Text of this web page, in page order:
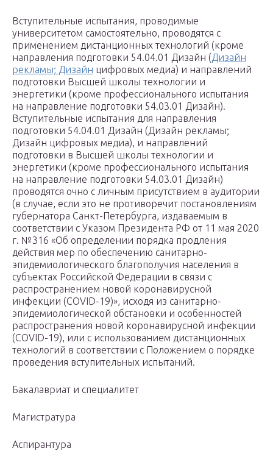
Вступительные испытания, проводимые
университетом самостоятельно, проводятся с
применением дистанционных технологий (кроме
направления подготовки 54.04.01 Дизайн (Дизайн
рекламы; Дизайн цифровых медиа) и направлений
подготовки Высшей школы технологии и
энергетики (кроме профессионального испытания
на направление подготовки 54.03.01 Дизайн).
Вступительные испытания для направления
подготовки 54.04.01 Дизайн (Дизайн рекламы;
Дизайн цифровых медиа), и направлений
подготовки в Высшей школы технологии и
энергетики (кроме профессионального испытания
на направление подготовки 54.03.01 Дизайн)
проводятся очно с личным присутствием в аудитории
(в случае, если это не противоречит постановлениям
губернатора Санкт-Петербурга, издаваемым в
соответствии с Указом Президента РФ от 11 мая 2020
г. №316 «Об определении порядка продления
действия мер по обеспечению санитарно-
эпидемиологического благополучия населения в
субъектах Российской Федерации в связи с
распространением новой коронавирусной
инфекции (СOVID-19)», исходя из санитарно-
эпидемиологической обстановки и особенностей
распространения новой коронавирусной инфекции
(СOVID-19), или с использованием дистанционных
технологий в соответствии с Положением о порядке
проведения вступительных испытаний.
Бакалавриат и специалитет
Магистратура
Аспирантура